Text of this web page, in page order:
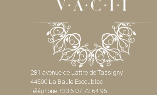
281 avenue de Lattre de Tassigny
44500 La Baule Escoublac
Téléphone +33 6 07 72 64 96